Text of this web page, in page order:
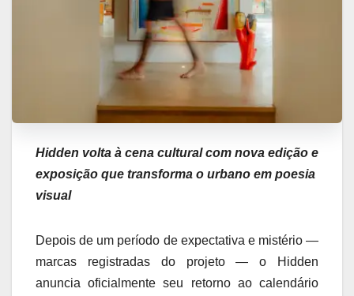
Hidden volta à cena cultural com nova edição e
exposição que transforma o urbano em poesia
visual
Depois de um período de expectativa e mistério —
marcas registradas do projeto — o Hidden
anuncia oficialmente seu retorno ao calendário